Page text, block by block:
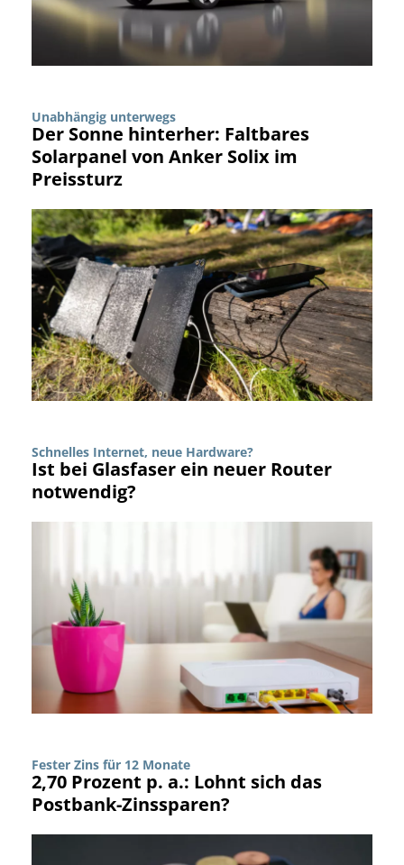
Unabhängig unterwegs
Der Sonne hinterher: Faltbares
Solarpanel von Anker Solix im
Preissturz
Schnelles Internet, neue Hardware?
Ist bei Glasfaser ein neuer Router
notwendig?
Fester Zins für 12 Monate
2,70 Prozent p. a.: Lohnt sich das
Postbank-Zinssparen?